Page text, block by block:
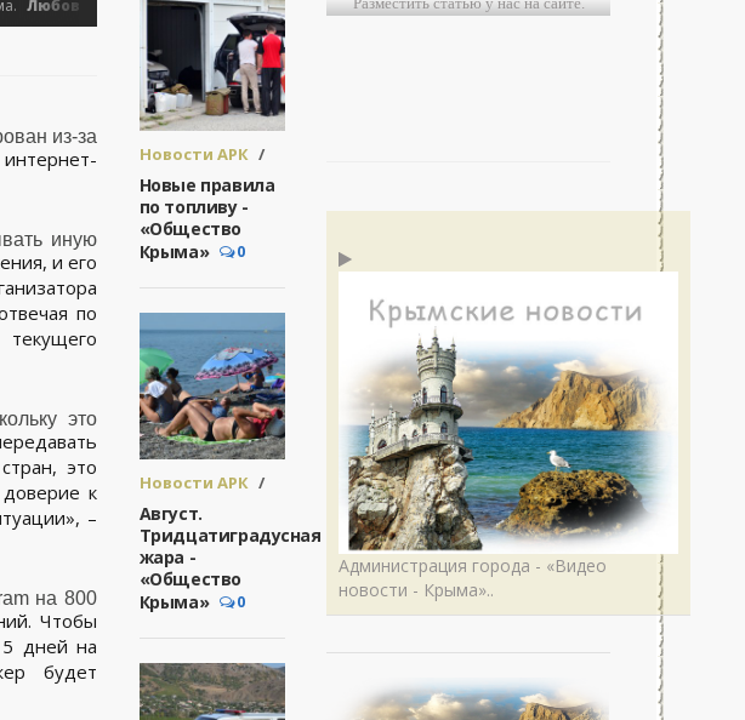
топоры и украденные подарки - «Происшествия Крыма»... 0 Новости АРК
из-за
иную
и его
по
это
это
к
–
на 800
Чтобы
дней на
будет
Новости АРК /
Общество -
Крыма.
Новые правила
по топливу -
«Общество
Крыма»
0
Новости АРК /
Общество -
Крыма.
Август.
Тридцатиградусная
жара -
«Общество
Крыма»
0
Администрация города - «Видео
новости - Крыма»..